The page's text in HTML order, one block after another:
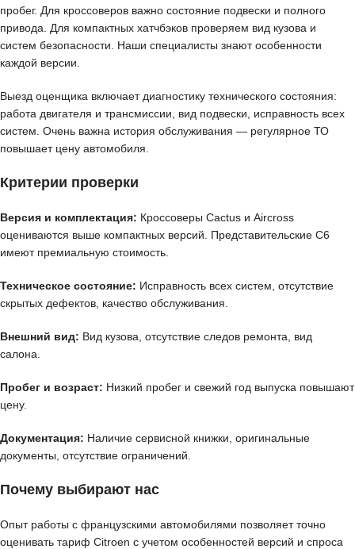
пробег. Для кроссоверов важно состояние подвески и полного
привода. Для компактных хатчбэков проверяем вид кузова и
систем безопасности. Наши специалисты знают особенности
каждой версии.
Выезд оценщика включает диагностику технического состояния:
работа двигателя и трансмиссии, вид подвески, исправность всех
систем. Очень важна история обслуживания — регулярное ТО
повышает цену автомобиля.
Критерии проверки
Версия и комплектация: Кроссоверы Cactus и Aircross
оцениваются выше компактных версий. Представительские C6
имеют премиальную стоимость.
Техническое состояние: Исправность всех систем, отсутствие
скрытых дефектов, качество обслуживания.
Внешний вид: Вид кузова, отсутствие следов ремонта, вид
салона.
Пробег и возраст: Низкий пробег и свежий год выпуска повышают
цену.
Документация: Наличие сервисной книжки, оригинальные
документы, отсутствие ограничений.
Почему выбирают нас
Опыт работы с французскими автомобилями позволяет точно
оценивать тариф Citroen с учетом особенностей версий и спроса